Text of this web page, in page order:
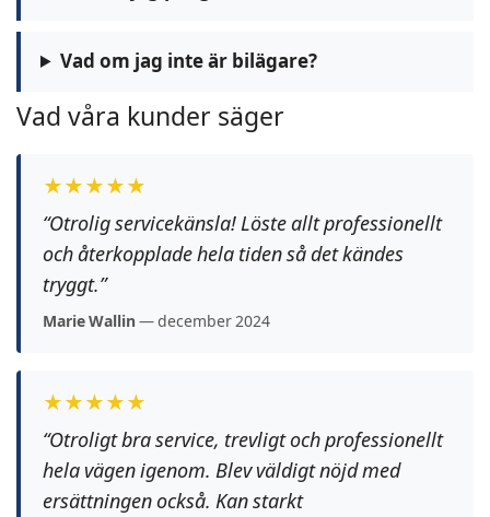
Vad om jag inte är bilägare?
Vad våra kunder säger
★★★★★
“Otrolig servicekänsla! Löste allt professionellt
och återkopplade hela tiden så det kändes
tryggt.”
Marie Wallin— december 2024
★★★★★
“Otroligt bra service, trevligt och professionellt
hela vägen igenom. Blev väldigt nöjd med
ersättningen också. Kan starkt